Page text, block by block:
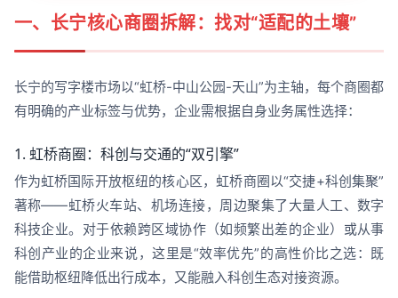
一、长宁核心商圈拆解：找对“适配的土壤”
长宁的写字楼市场以“虹桥-中山公园-天山”为主轴，每个商圈都
有明确的产业标签与优势，企业需根据自身业务属性选择：
1. 虹桥商圈：科创与交通的“双引擎”
作为虹桥国际开放枢纽的核心区，虹桥商圈以“交捷+科创集聚”
著称——虹桥火车站、机场连接，周边聚集了大量人工、数字
科技企业。对于依赖跨区域协作（如频繁出差的企业）或从事
科创产业的企业来说，这里是“效率优先”的高性价比之选：既
能借助枢纽降低出行成本，又能融入科创生态对接资源。